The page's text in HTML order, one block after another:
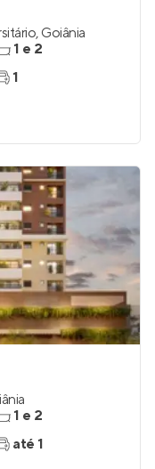
, Goiânia
1 e 2
1
1 e 2
até 1